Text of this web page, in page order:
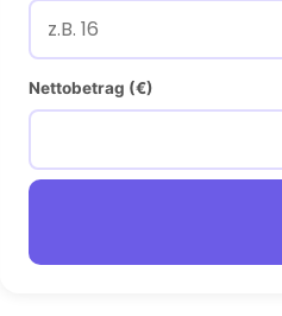
Nettobetrag (€)